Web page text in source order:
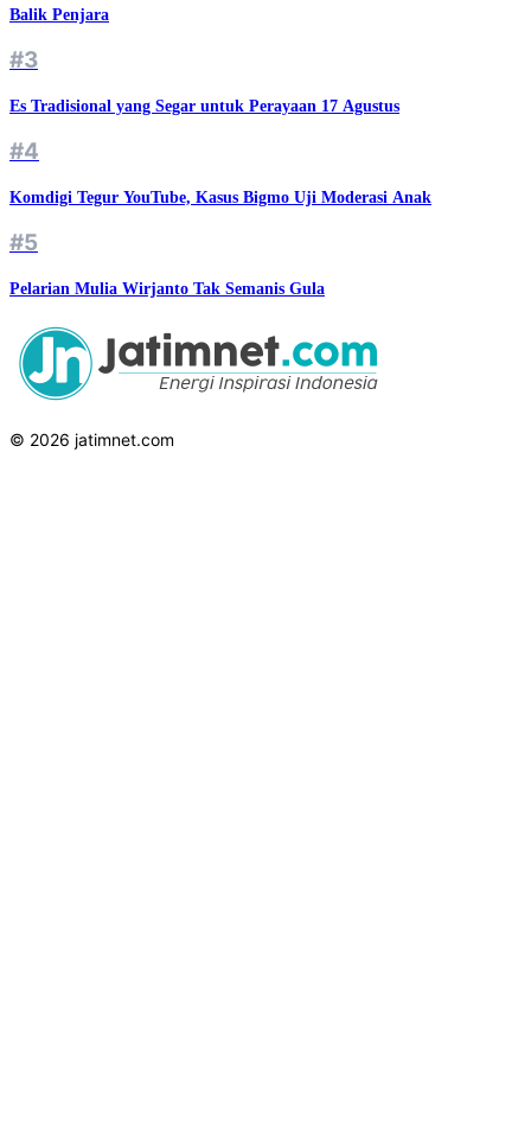
Balik Penjara
#3
Es Tradisional yang Segar untuk Perayaan 17 Agustus
#4
Komdigi Tegur YouTube, Kasus Bigmo Uji Moderasi Anak
#5
Pelarian Mulia Wirjanto Tak Semanis Gula
© 2026 jatimnet.com